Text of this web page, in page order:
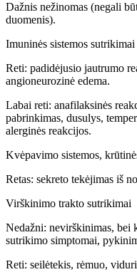
Dažnis nežinomas (negali
duomenis).
Imuninės sistemos sutrikimai
Reti: padidėjusio jautrumo
angioneurozinė edema.
Labai reti: anafilaksinės
pabrinkimas, dusulys,
alerginės reakcijos.
Kvėpavimo sistemos,
Retas: sekreto tekėjimas iš
Virškinimo trakto sutrikimai
Nedažni: nevirškinimas,
sutrikimo simptomai,
Reti: seilėtekis, rėmuo,